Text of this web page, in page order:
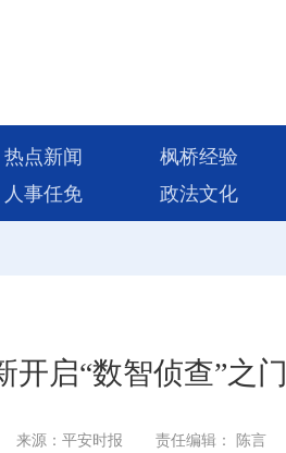
热点新闻 枫桥经验
人事任免 政法文化
开启“数智侦查”之门
来源：平安时报 责任编辑： 陈言